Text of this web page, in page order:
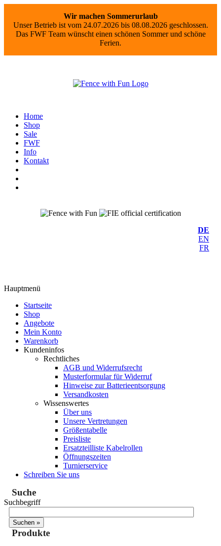
Wir machen Sommerurlaub
Unser Betrieb ist vom 24.07.2026 bis 08.08.2026 geschlossen.
Das FWF Team wünscht einen schönen Sommer und schöne
Ferien.
Home
Shop
Sale
FWF
Info
Kontakt
DE
EN
FR
Hauptmenü
Startseite
Shop
Angebote
Mein Konto
Warenkorb
Kundeninfos
Rechtliches
AGB und Widerrufsrecht
Musterformular für Widerruf
Hinweise zur Batterieentsorgung
Versandkosten
Wissenswertes
Über uns
Unsere Vertretungen
Größentabelle
Preisliste
Ersatzteilliste Kabelrollen
Öffnungszeiten
Turnierservice
Schreiben Sie uns
Suche
Suchbegriff
Produkte